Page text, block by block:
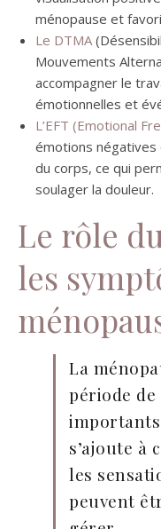
ménopause et
Le DTMA
Mouvements
accompagner le
émotionnelles et
L’EFT (Emotional
émotions négatives
du corps, ce qui
soulager la douleur.
Le rôle
les
La
période
s’ajoute à
les
peuvent